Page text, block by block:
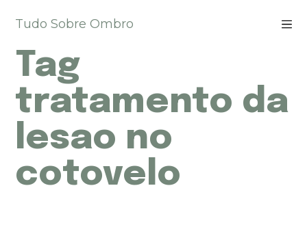
u
a
p
a
r
o
c
o
Tudo Sobre Ombro
Tag
tratamento da
lesao no
cotovelo